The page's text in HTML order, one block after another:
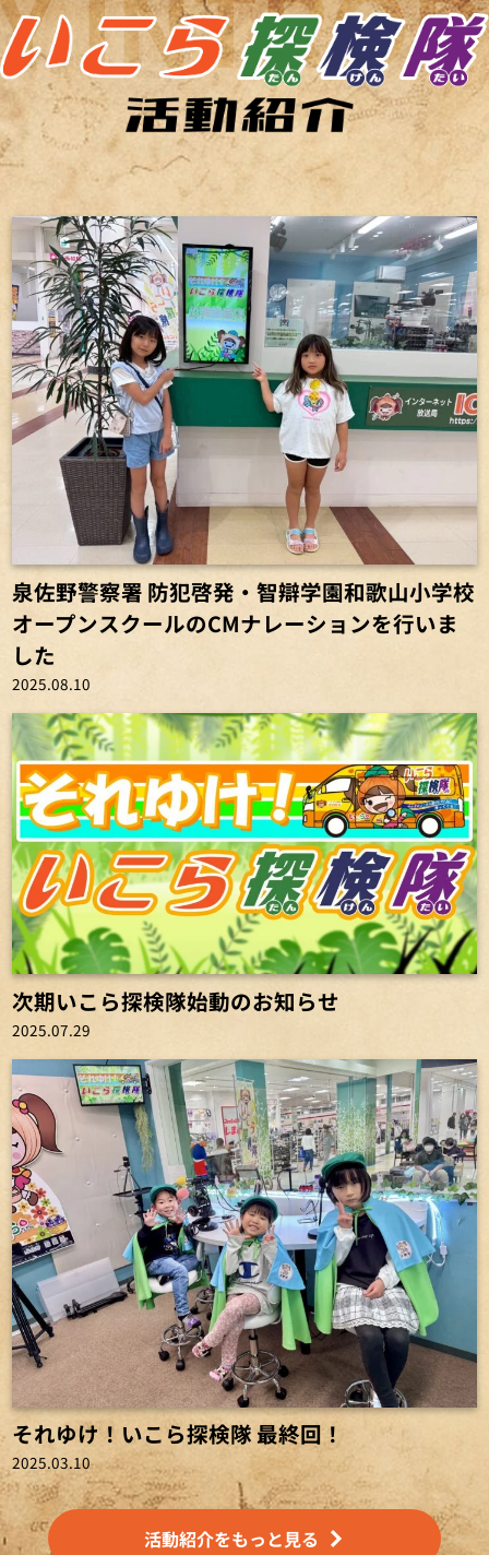
泉佐野警察署 防犯啓発・智辯学園和歌山小学校
オープンスクールのCMナレーションを行いま
した
2025.08.10
次期いこら探検隊始動のお知らせ
2025.07.29
それゆけ！いこら探検隊 最終回！
2025.03.10
活動紹介をもっと見る